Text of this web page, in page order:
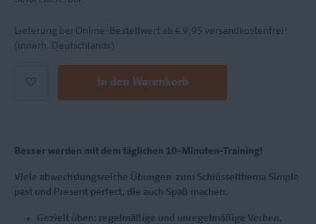
Lieferung bei Online-Bestellwert ab € 9,95 versandkostenfrei!
(innerh. Deutschlands)
In den Warenkorb
Besser werden mit dem täglichen 10-Minuten-Training!
Viele abwechslungsreiche Übungen zum Schlüsselthema Simple
past und Present perfect, die auch Spaß machen.
Gezielt üben: regelmäßige und unregelmäßige Verben,